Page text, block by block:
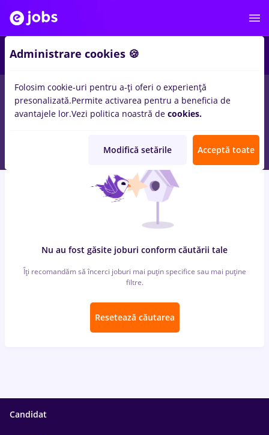
locuri de muncacu salarii peisagistinCluj-Napoca
Entry-Level (< 2 ani)inTransport / Distributie, Medicina /
Sanatate
Nu au fost găsite joburi conform căutării tale
Îți recomandăm să încerci joburi mai puțin specifice sau mai puține
filtre.
Resetează căutarea
Candidat
Administrare cookies 🍪
Folosim cookie-uri pentru a-ți oferi o experiență
presonalizată.Permite activarea pentru a beneficia de
avantajele lor.Vezi politica noastră de cookies.
Modifică setările Acceptă toate